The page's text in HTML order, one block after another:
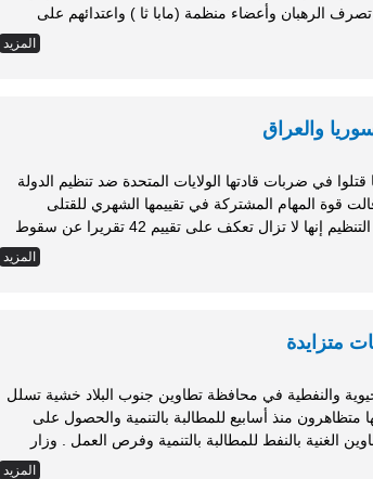
المسلمين كتبوا عريضة إلى حاكم المدينة احتجوا فيها على تصرف الرهبان وأعضاء منظمة (مابا ثا ) واعتدائهم على
المزيد
الأمريكي في بيان أن ما لا يقل عن 352 مدنيا قتلوا في ضربات قادتها الولايات المتحدة ضد تنظيم الدولة
وسوريا منذ بدء عمليات التحالف في 2014 . وقالت قوة المهام المشتركة في تقييمها الشهري للقتلى
المدنيين لعمليات التحالف الذي تقوده الولايات المتحدة ضد التنظيم إنها لا تزال تعكف على تقييم 42 تقريرا عن سقوط
المزيد
متزايدة
والنفطية في محافظة تطاوين جنوب البلاد خشية تسلل
منذ أسابيع للمطالبة بالتنمية والحصول على
فرص عمل . ويحتج منذ شهر مئات الشبان في محافظة تطاوين الغنية بالنفط للمطالبة بالتنمية وفرص العمل . وزار
المزيد